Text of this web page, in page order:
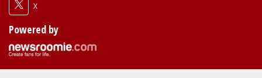
X
Powered by